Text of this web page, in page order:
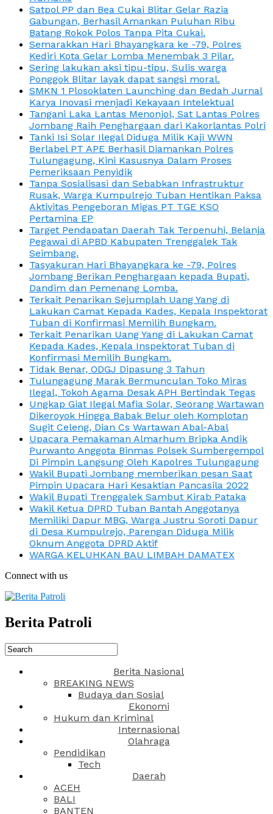
Satpol PP dan Bea Cukai Blitar Gelar Razia
Gabungan, Berhasil Amankan Puluhan Ribu
Batang Rokok Polos Tanpa Pita Cukai.
Semarakkan Hari Bhayangkara ke -79, Polres
Kediri Kota Gelar Lomba Menembak 3 Pilar.
Sering lakukan aksi tipu-tipu, Sulis warga
Ponggok Blitar layak dapat sangsi moral.
SMKN 1 Plosoklaten Launching dan Bedah Jurnal
Karya Inovasi menjadi Kekayaan Intelektual
Tangani Laka Lantas Menonjol, Sat Lantas Polres
Jombang Raih Penghargaan dari Kakorlantas Polri
Tanki Isi Solar Ilegal Diduga Milik Kaji WWN
Berlabel PT APE Berhasil Diamankan Polres
Tulungagung, Kini Kasusnya Dalam Proses
Pemeriksaan Penyidik
Tanpa Sosialisasi dan Sebabkan Infrastruktur
Rusak, Warga Kumpulrejo Tuban Hentikan Paksa
Aktivitas Pengeboran Migas PT TGE KSO
Pertamina EP
Target Pendapatan Daerah Tak Terpenuhi, Belanja
Pegawai di APBD Kabupaten Trenggalek Tak
Seimbang.
Tasyakuran Hari Bhayangkara ke -79, Polres
Jombang Berikan Penghargaan kepada Bupati,
Dandim dan Pemenang Lomba.
Terkait Penarikan Sejumplah Uang Yang di
Lakukan Camat Kepada Kades, Kepala Inspektorat
Tuban di Konfirmasi Memilih Bungkam.
Terkait Penarikan Uang Yang di Lakukan Camat
Kepada Kades, Kepala Inspektorat Tuban di
Konfirmasi Memilih Bungkam.
Tidak Benar, ODGJ Dipasung 3 Tahun
Tulungagung Marak Bermunculan Toko Miras
Ilegal, Tokoh Agama Desak APH Bertindak Tegas
Ungkap Giat Ilegal Mafia Solar, Seorang Wartawan
Dikeroyok Hingga Babak Belur oleh Komplotan
Sugit Celeng, Dian Cs Wartawan Abal-Abal
Upacara Pemakaman Almarhum Bripka Andik
Purwanto Anggota Binmas Polsek Sumbergempol
Di Pimpin Langsung Oleh Kapolres Tulungagung
Wakil Bupati Jombang memberikan pesan Saat
Pimpin Upacara Hari Kesaktian Pancasila 2022
Wakil Bupati Trenggalek Sambut Kirab Pataka
Wakil Ketua DPRD Tuban Bantah Anggotanya
Memiliki Dapur MBG, Warga Justru Soroti Dapur
di Desa Kumpulrejo, Parengan Diduga Milik
Oknum Anggota DPRD Aktif
WARGA KELUHKAN BAU LIMBAH DAMATEX
Connect with us
Berita Patroli
Berita Nasional
BREAKING NEWS
Budaya dan Sosial
Ekonomi
Hukum dan Kriminal
Internasional
Olahraga
Pendidikan
Tech
Daerah
ACEH
BALI
BANTEN